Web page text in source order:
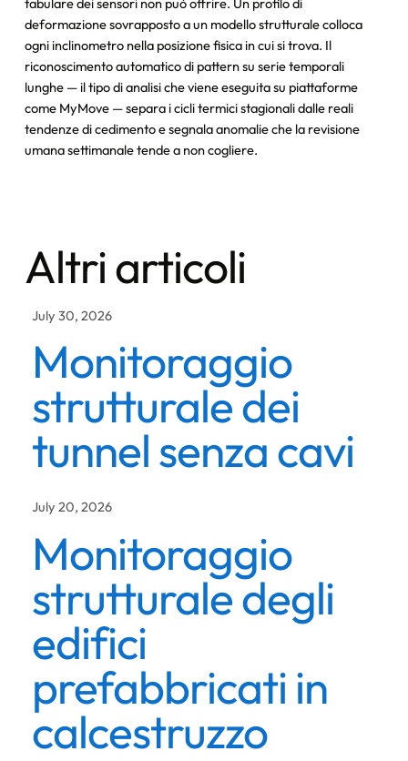
deformazione sovrapposto a un modello strutturale colloca
ogni inclinometro nella posizione fisica in cui si trova. Il
riconoscimento automatico di pattern su serie temporali
lunghe — il tipo di analisi che viene eseguita su piattaforme
come MyMove — separa i cicli termici stagionali dalle reali
tendenze di cedimento e segnala anomalie che la revisione
umana settimanale tende a non cogliere.
Altri articoli
July 30, 2026
Monitoraggio
strutturale dei
tunnel senza cavi
July 20, 2026
Monitoraggio
strutturale degli
edifici
prefabbricati in
calcestruzzo